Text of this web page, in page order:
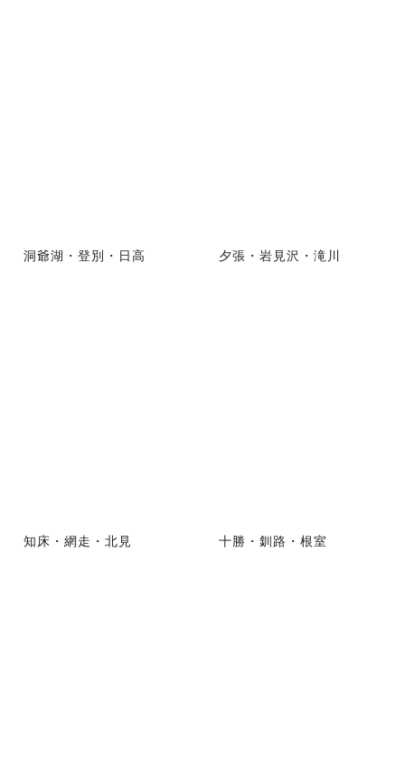
洞爺湖・登別・日高 夕張・岩見沢・滝川
知床・網走・北見 十勝・釧路・根室